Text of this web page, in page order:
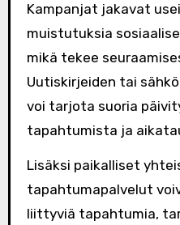
Kampanjat jakavat
muistutuksia
mikä tekee
Uutiskirjeiden tai
voi tarjota suoria
tapahtumista ja
Lisäksi paikalliset
tapahtumapalvelut
liittyviä tapahtumia,